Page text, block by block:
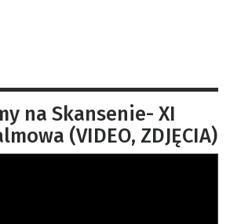
na Skansenie- XI
(VIDEO, ZDJĘCIA)